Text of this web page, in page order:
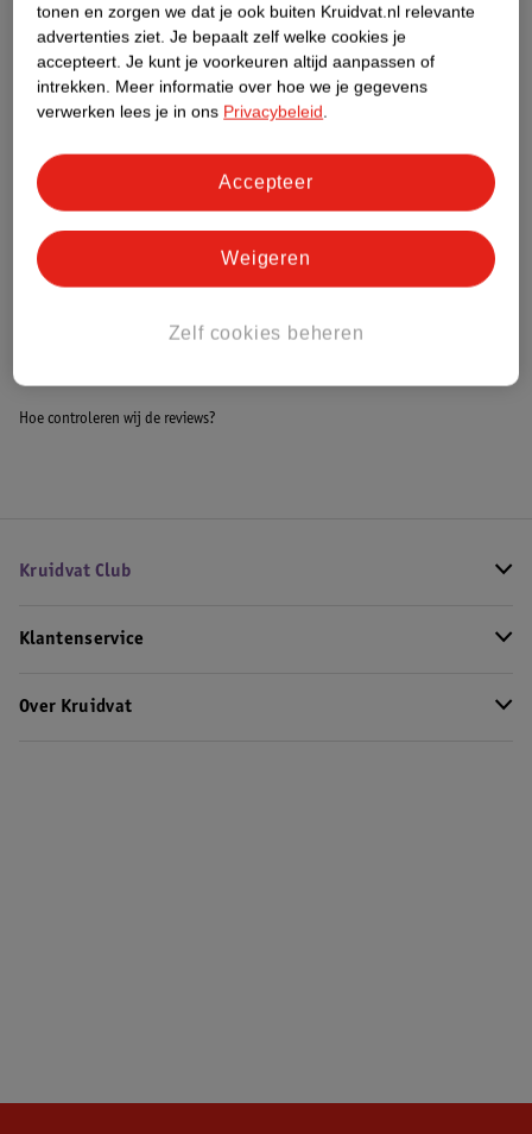
Nature Impact Score
Dit product heeft (nog) geen Nature
Impact Score.
Meer informatie
Hoe controleren wij de reviews?
Kruidvat Club
Klantenservice
Over Kruidvat
tonen en zorgen we dat je ook buiten Kruidvat.nl relevante
advertenties ziet. Je bepaalt zelf welke cookies je
accepteert. Je kunt je voorkeuren altijd aanpassen of
intrekken. Meer informatie over hoe we je gegevens
verwerken lees je in ons Privacybeleid.
Zelf cookies beheren
Weigeren
Accepteer